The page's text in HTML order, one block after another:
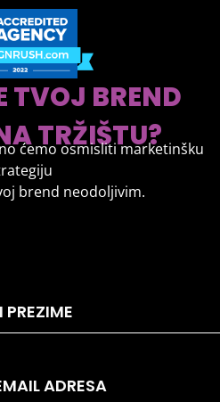
TVOJ BREND
TRŽIŠTU?
ćemo osmisliti marketinšku
brend neodoljivim.